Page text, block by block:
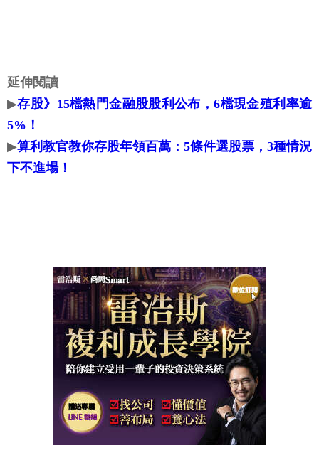
延伸閱讀
▶存股》15檔熱門金融股股利公布，6檔現金殖利率逾
5%！
▶算利教官教你存股年領百萬：5條件選股票，3種情況
下不進場！